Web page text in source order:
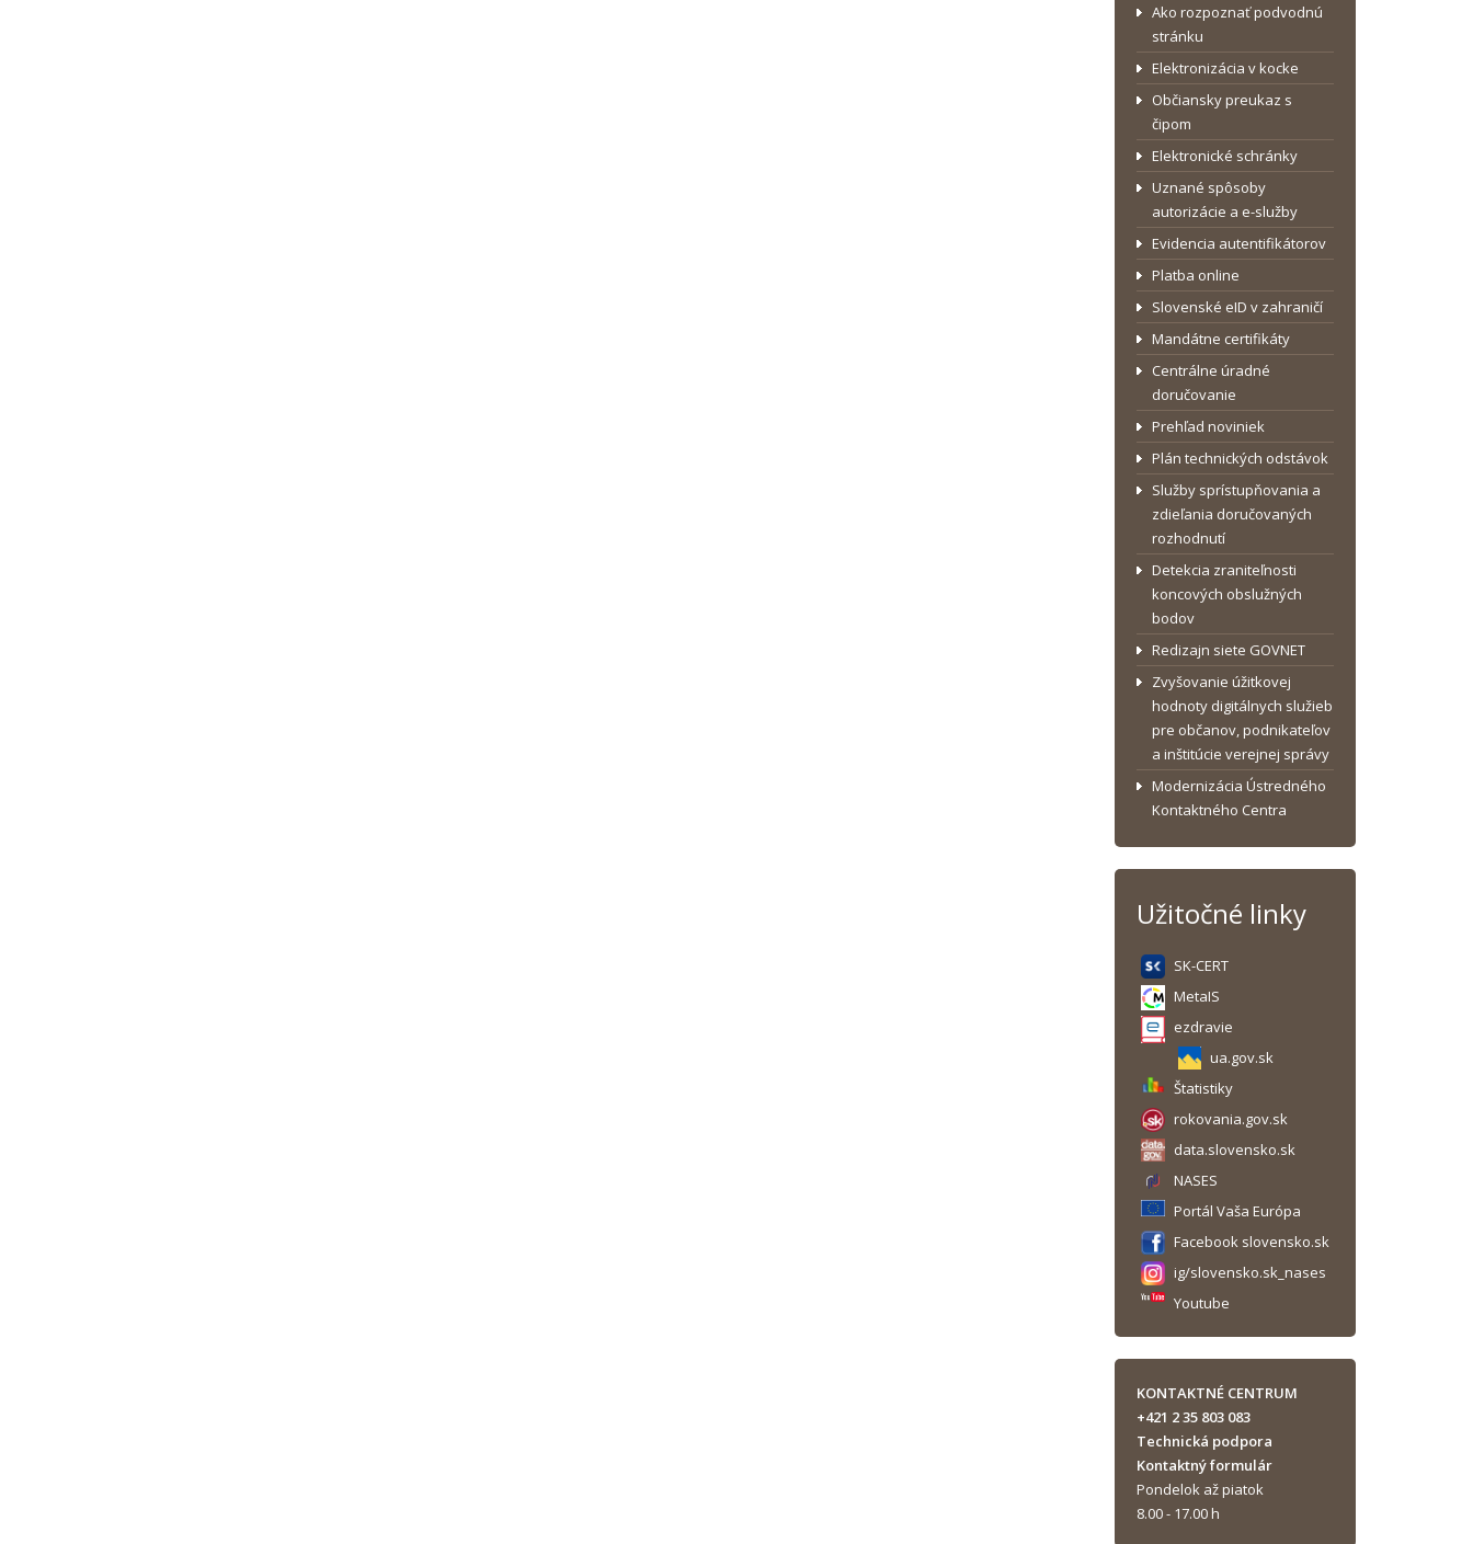
Ako rozpoznať podvodnú
stránku
Elektronizácia v kocke
Občiansky preukaz s
čipom
Elektronické schránky
Uznané spôsoby
autorizácie a e-služby
Evidencia autentifikátorov
Platba online
Slovenské eID v zahraničí
Mandátne certifikáty
Centrálne úradné
doručovanie
Prehľad noviniek
Plán technických odstávok
Služby sprístupňovania a
zdieľania doručovaných
rozhodnutí
Detekcia zraniteľnosti
koncových obslužných
bodov
Redizajn siete GOVNET
Zvyšovanie úžitkovej
hodnoty digitálnych služieb
pre občanov, podnikateľov
a inštitúcie verejnej správy
Modernizácia Ústredného
Kontaktného Centra
Užitočné linky
SK-CERT
MetaIS
ezdravie
ua.gov.sk
Štatistiky
rokovania.gov.sk
data.slovensko.sk
NASES
Portál Vaša Európa
Facebook slovensko.sk
ig/slovensko.sk_nases
Youtube
KONTAKTNÉ CENTRUM
+421 2 35 803 083
Technická podpora
Kontaktný formulár
Pondelok až piatok
8.00 - 17.00 h